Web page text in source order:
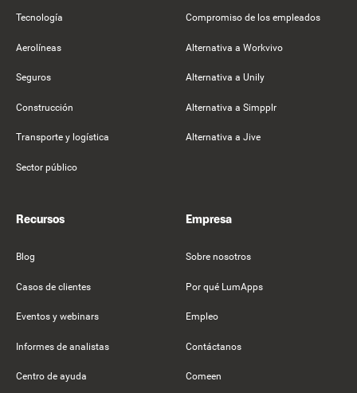
Tecnología
Aerolíneas
Seguros
Construcción
Transporte y logística
Sector público
Compromiso de los empleados
Alternativa a Workvivo
Alternativa a Unily
Alternativa a Simpplr
Alternativa a Jive
Recursos
Blog
Casos de clientes
Eventos y webinars
Informes de analistas
Centro de ayuda
Empresa
Sobre nosotros
Por qué LumApps
Empleo
Contáctanos
Comeen